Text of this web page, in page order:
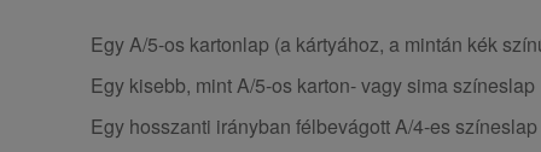
Egy A/5-os kartonlap (a kártyához, a mintán kék
Egy kisebb, mint A/5-os karton- vagy sima
Egy hosszanti irányban félbevágott A/4-es